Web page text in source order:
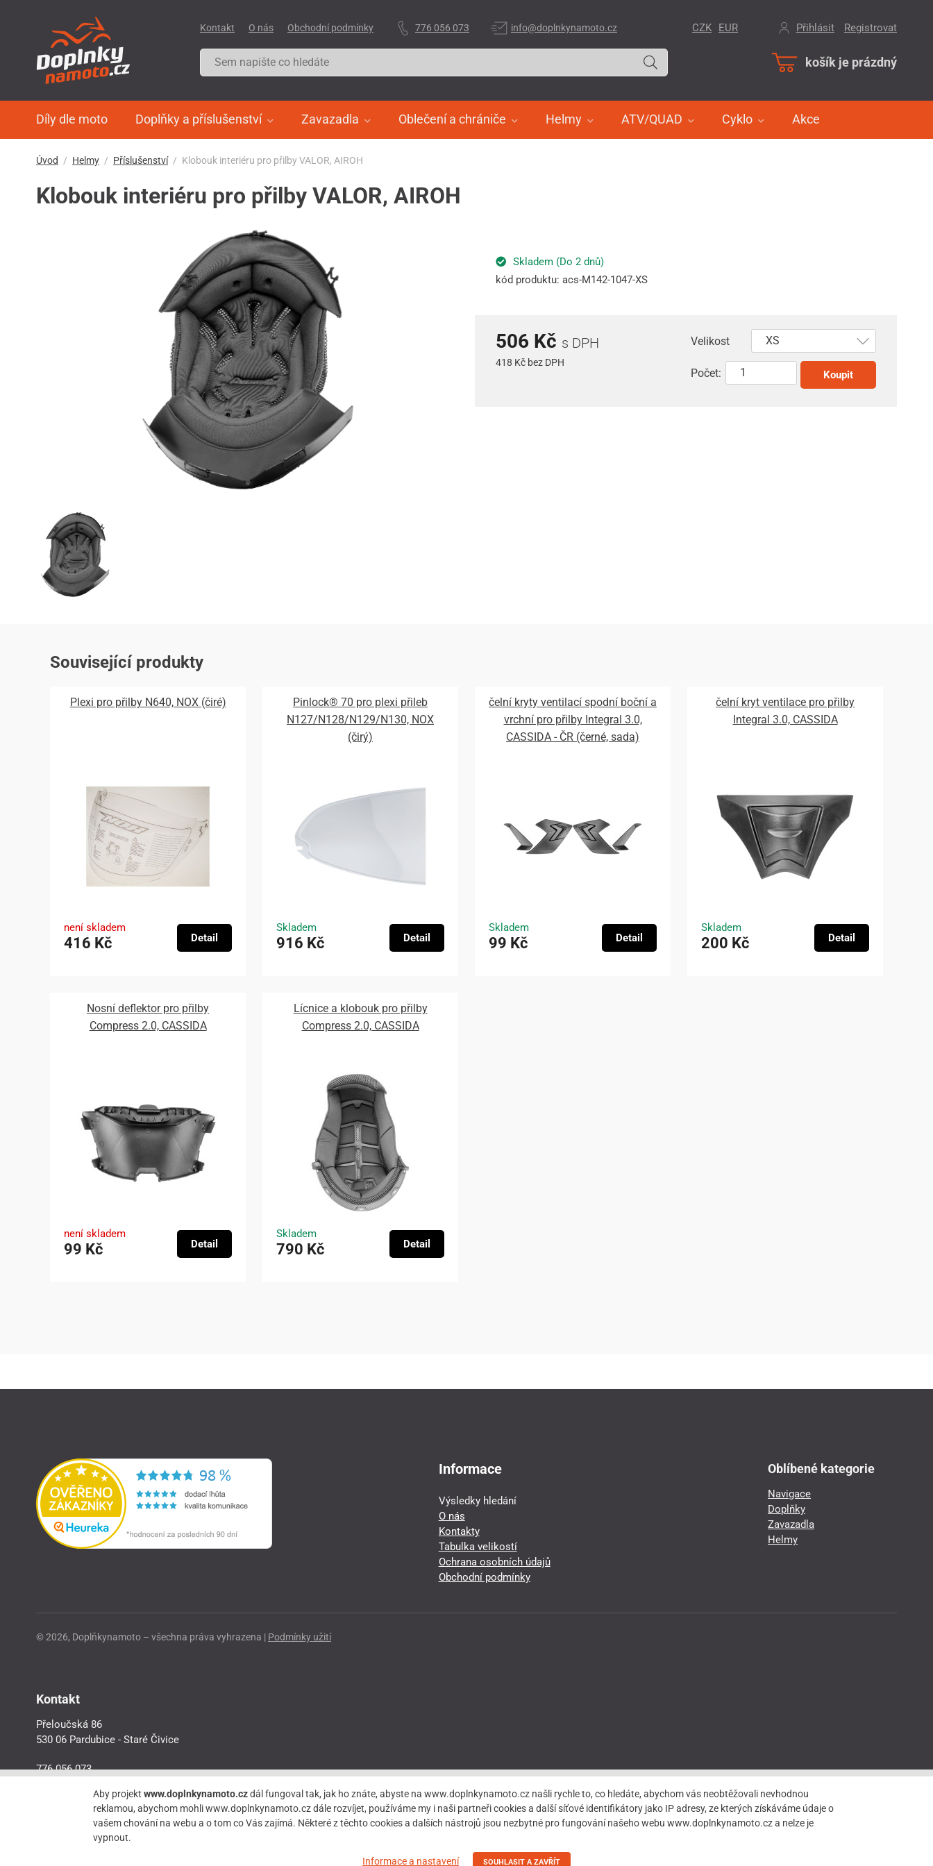
košík je prázdný
Díly dle moto Doplňky a příslušenství Zavazadla Oblečení a chrániče Helmy ATV/QUAD Cyklo Akce
CZK EUR Přihlásit Registrovat
Kontakt O nás Obchodní podmínky 776 056 073 info@doplnkynamoto.cz
Úvod Helmy Příslušenství Klobouk interiéru pro přilby VALOR, AIROH
Klobouk interiéru pro přilby VALOR, AIROH
Skladem (Do 2 dnů)
kód produktu: acs-M142-1047-XS
506 Kč s DPH
418 Kč bez DPH
Velikost
Počet: Koupit
Související produkty
Plexi pro přilby N640, NOX (čiré)
není skladem
416 Kč Detail
Pinlock® 70 pro plexi přileb
N127/N128/N129/N130, NOX
(čirý)
Skladem
916 Kč Detail
čelní kryty ventilací spodní boční a
vrchní pro přilby Integral 3.0,
CASSIDA - ČR (černé, sada)
Skladem
99 Kč Detail
čelní kryt ventilace pro přilby
Integral 3.0, CASSIDA
Skladem
200 Kč Detail
Nosní deflektor pro přilby
Compress 2.0, CASSIDA
není skladem
99 Kč Detail
Lícnice a klobouk pro přilby
Compress 2.0, CASSIDA
Skladem
790 Kč Detail
Informace
Výsledky hledání
O nás
Kontakty
Tabulka velikostí
Ochrana osobních údajů
Obchodní podmínky
Oblíbené kategorie
Navigace
Doplňky
Zavazadla
Helmy
© 2026, Doplňkynamoto – všechna práva vyhrazena | Podmínky užití
Kontakt
Přeloučská 86
530 06 Pardubice - Staré Čivice
776 056 073
Aby projektwww.doplnkynamoto.czdál fungoval tak, jak ho znáte, abyste na www.doplnkynamoto.cz našli rychle to, co hledáte, abychom vás neobtěžovali nevhodnou
reklamou, abychom mohli www.doplnkynamoto.cz dále rozvíjet, používáme my i naši partneři cookies a další síťové identifikátory jako IP adresy, ze kterých získáváme údaje o
vašem chování na webu a o tom co Vás zajímá. Některé z těchto cookies a dalších nástrojů jsou nezbytné pro fungování našeho webu www.doplnkynamoto.cz a nelze je
vypnout.
Informace a nastavení SOUHLASIT A ZAVŘÍT